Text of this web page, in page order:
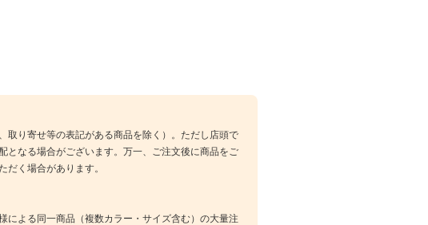
取り寄せ等の表記がある商品を除く）。ただし店頭で
となる場合がございます。万一、ご注文後に商品をご
く場合があります。
による同一商品（複数カラー・サイズ含む）の大量注